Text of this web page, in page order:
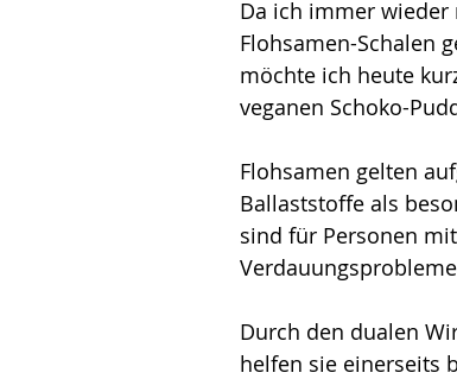
Da ich immer wieder
Flohsamen-Schalen
möchte ich heute
veganen Schoko-
Flohsamen gelten
Ballaststoffe als
sind für Personen
Durch den dualen
helfen sie einerseits